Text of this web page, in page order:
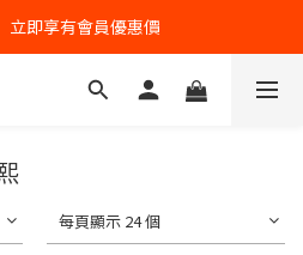
台灣請供滿2000NT免運寄送
立即享有會員優惠價
每頁顯示 24 個